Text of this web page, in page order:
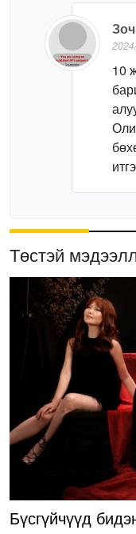
10
Төстэй
Бүсгүйчүүд